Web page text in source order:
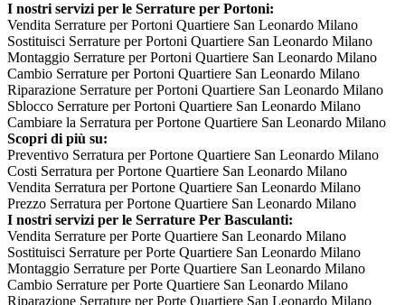
I nostri servizi per le Serrature per Portoni:
Vendita Serrature per Portoni Quartiere San Leonardo Milano
Sostituisci Serrature per Portoni Quartiere San Leonardo Milano
Montaggio Serrature per Portoni Quartiere San Leonardo Milano
Cambio Serrature per Portoni Quartiere San Leonardo Milano
Riparazione Serrature per Portoni Quartiere San Leonardo Milano
Sblocco Serrature per Portoni Quartiere San Leonardo Milano
Cambiare la Serratura per Portone Quartiere San Leonardo Milano
Scopri di più su:
Preventivo Serratura per Portone Quartiere San Leonardo Milano
Costi Serratura per Portone Quartiere San Leonardo Milano
Vendita Serratura per Portone Quartiere San Leonardo Milano
Prezzo Serratura per Portone Quartiere San Leonardo Milano
I nostri servizi per le Serrature Per Basculanti:
Vendita Serrature per Porte Quartiere San Leonardo Milano
Sostituisci Serrature per Porte Quartiere San Leonardo Milano
Montaggio Serrature per Porte Quartiere San Leonardo Milano
Cambio Serrature per Porte Quartiere San Leonardo Milano
Riparazione Serrature per Porte Quartiere San Leonardo Milano